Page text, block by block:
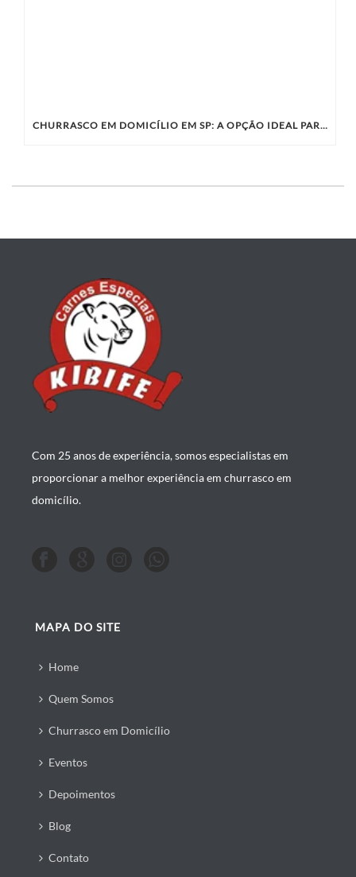
CHURRASCO EM DOMICÍLIO EM SP: A OPÇÃO IDEAL PARA SUA CONFRATERNIZAÇÃO
Com 25 anos de experiência, somos especialistas em
proporcionar a melhor experiência em churrasco em
domicílio.
MAPA DO SITE
Home
Quem Somos
Churrasco em Domicílio
Eventos
Depoimentos
Blog
Contato